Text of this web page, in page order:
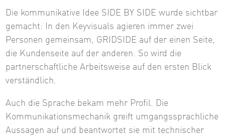
Die kommunikative Idee SIDE BY SIDE wurde sichtbar
gemacht: In den Keyvisuals agieren immer zwei
Personen gemeinsam, GRIDSIDE auf der einen Seite,
die Kundenseite auf der anderen. So wird die
partnerschaftliche Arbeitsweise auf den ersten Blick
verständlich.
Auch die Sprache bekam mehr Profil. Die
Kommunikationsmechanik greift umgangssprachliche
Aussagen auf und beantwortet sie mit technischer